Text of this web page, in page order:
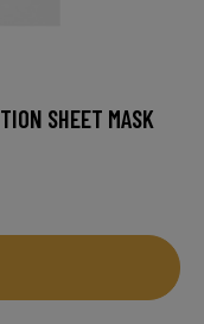
SHEET MASK